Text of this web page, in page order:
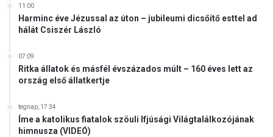
11:00
Harminc éve Jézussal az úton – jubileumi dicsőítő esttel ad
hálát Csiszér László
07:09
Ritka állatok és másfél évszázados múlt – 160 éves lett az
ország első állatkertje
tegnap, 17:34
Íme a katolikus fiatalok szöuli Ifjúsági Világtalálkozójának
himnusza (VIDEÓ)